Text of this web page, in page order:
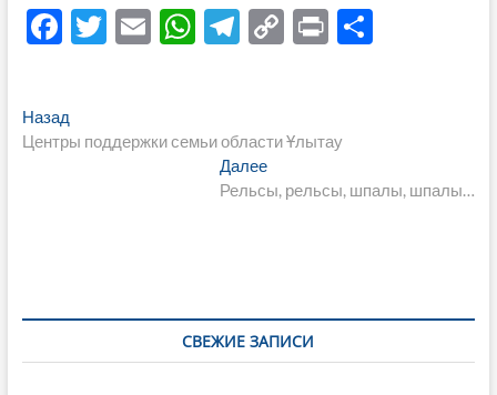
F
b
T
er
E W
s
T
gr
a
m
C
y
n
P О
и
Навигация
по
НазадПредыдущая
запись:
Центры поддержки семьи области Ұлытау
ДалееСледующая
запись:
Рельсы, рельсы, шпалы, шпалы…
СВЕЖИЕ ЗАПИСИ